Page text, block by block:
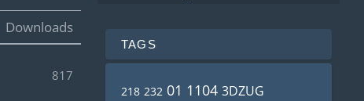
Downloads
817
TAGS
218 232 01 1104 3DZUG